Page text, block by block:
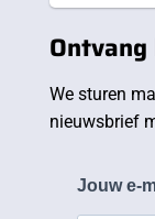
We sturen
nieuwsbrief
Jouw e-